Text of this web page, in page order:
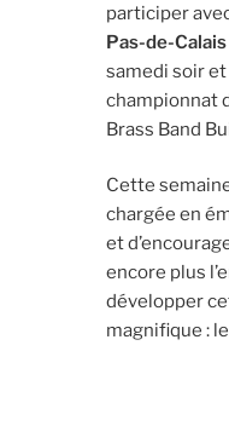
participer
Pas-de-Calais
samedi soir
championnat
Brass Band
Cette
chargée en
et
encore plus
développer
magnifique :